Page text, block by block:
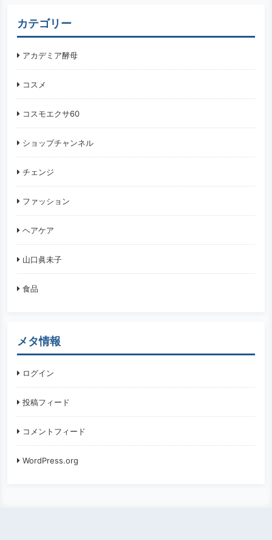
カテゴリー
アカデミア酵母
コスメ
コスモエクサ60
ショップチャンネル
チェンジ
ファッション
ヘアケア
山口眞未子
食品
メタ情報
ログイン
投稿フィード
コメントフィード
WordPress.org